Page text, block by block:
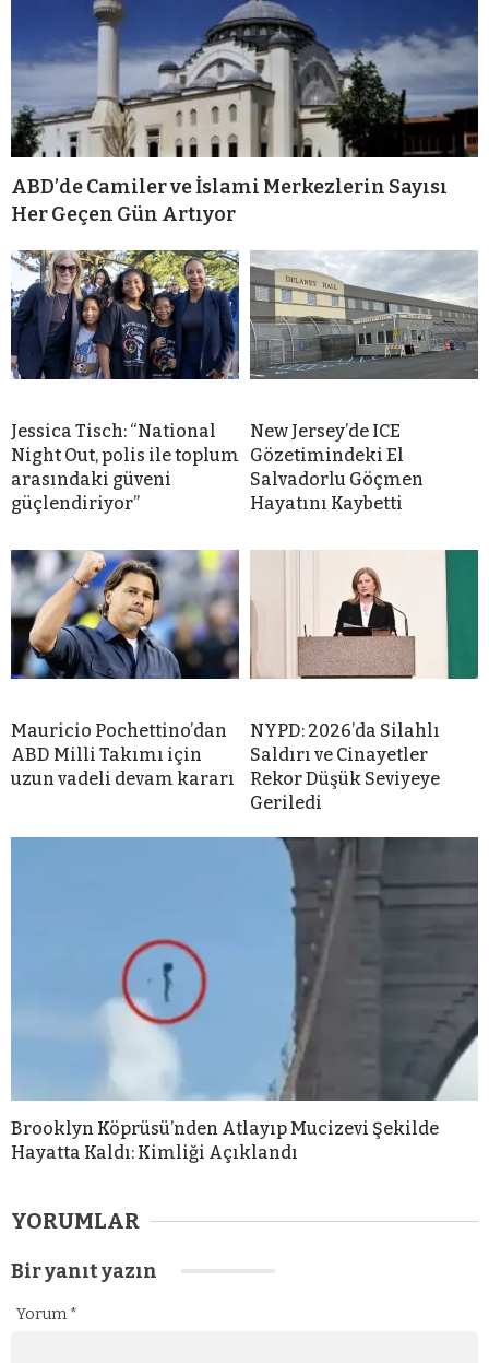
ABD’de Camiler ve İslami Merkezlerin Sayısı
Her Geçen Gün Artıyor
Jessica Tisch: “National
Night Out, polis ile toplum
arasındaki güveni
güçlendiriyor”
New Jersey’de ICE
Gözetimindeki El
Salvadorlu Göçmen
Hayatını Kaybetti
Mauricio Pochettino’dan
ABD Milli Takımı için
uzun vadeli devam kararı
NYPD: 2026’da Silahlı
Saldırı ve Cinayetler
Rekor Düşük Seviyeye
Geriledi
Brooklyn Köprüsü’nden Atlayıp Mucizevi Şekilde
Hayatta Kaldı: Kimliği Açıklandı
YORUMLAR
Bir yanıt yazın
Yorum *